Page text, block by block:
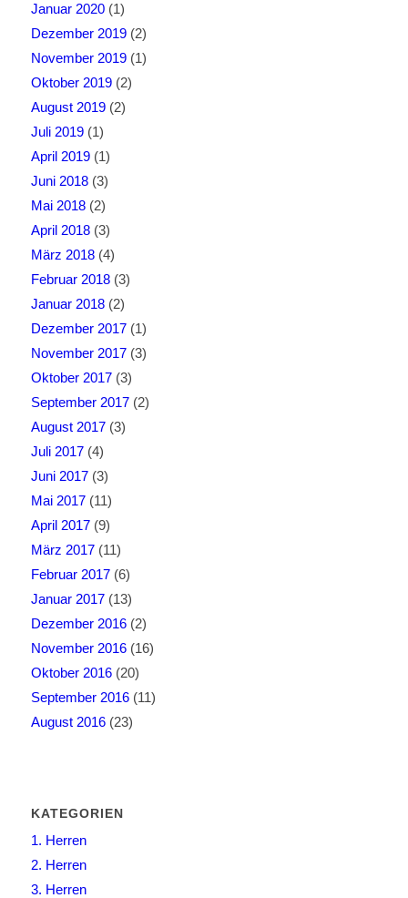
Januar 2020(1)
Dezember 2019(2)
November 2019(1)
Oktober 2019(2)
August 2019(2)
Juli 2019(1)
April 2019(1)
Juni 2018(3)
Mai 2018(2)
April 2018(3)
März 2018(4)
Februar 2018(3)
Januar 2018(2)
Dezember 2017(1)
November 2017(3)
Oktober 2017(3)
September 2017(2)
August 2017(3)
Juli 2017(4)
Juni 2017(3)
Mai 2017(11)
April 2017(9)
März 2017(11)
Februar 2017(6)
Januar 2017(13)
Dezember 2016(2)
November 2016(16)
Oktober 2016(20)
September 2016(11)
August 2016(23)
KATEGORIEN
1. Herren
2. Herren
3. Herren